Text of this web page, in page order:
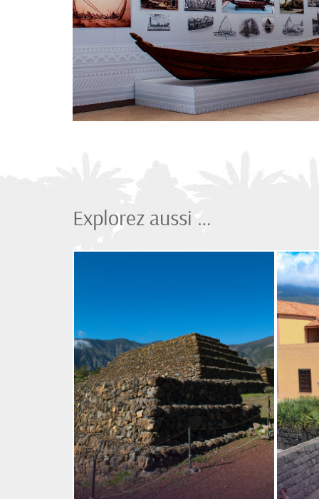
Explorez aussi …